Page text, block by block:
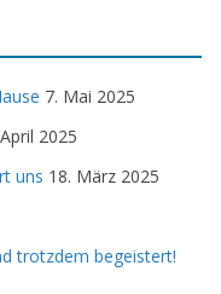
7. Mai 2025
2025
uns 18. März 2025
trotzdem begeistert!